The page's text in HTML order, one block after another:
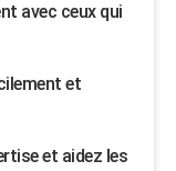
avec ceux qui
et
et aidez les